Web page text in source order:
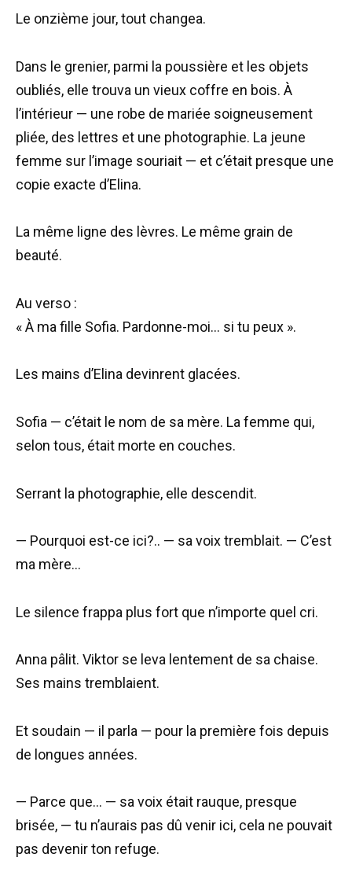
Le onzième jour, tout changea.
Dans le grenier, parmi la poussière et les objets
oubliés, elle trouva un vieux coffre en bois. À
l’intérieur — une robe de mariée soigneusement
pliée, des lettres et une photographie. La jeune
femme sur l’image souriait — et c’était presque une
copie exacte d’Elina.
La même ligne des lèvres. Le même grain de
beauté.
Au verso :
« À ma fille Sofia. Pardonne-moi… si tu peux ».
Les mains d’Elina devinrent glacées.
Sofia — c’était le nom de sa mère. La femme qui,
selon tous, était morte en couches.
Serrant la photographie, elle descendit.
— Pourquoi est-ce ici?.. — sa voix tremblait. — C’est
ma mère…
Le silence frappa plus fort que n’importe quel cri.
Anna pâlit. Viktor se leva lentement de sa chaise.
Ses mains tremblaient.
Et soudain — il parla — pour la première fois depuis
de longues années.
— Parce que… — sa voix était rauque, presque
brisée, — tu n’aurais pas dû venir ici, cela ne pouvait
pas devenir ton refuge.